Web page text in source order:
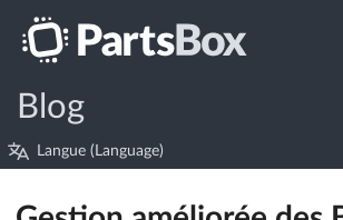
Blog
Langue (Language)